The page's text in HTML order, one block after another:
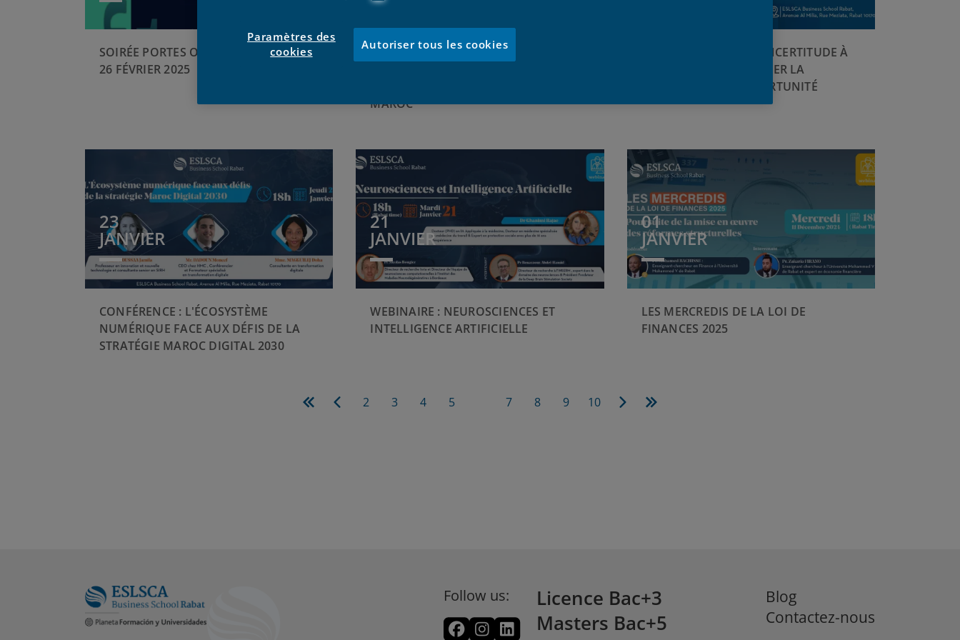
SOIRÉE PORTES OUVERTES MERCREDI
26 FÉVRIER 2025
THE TALK: EXPÉRIENCE TOURISTIQUE
MAROC
MASTER CLASS : DE L'INCERTITUDE À
L'ACTION: TRANSFORMER LA
COMPLEXITÉ EN OPPORTUNITÉ
23
JANVIER
CONFÉRENCE : L'ÉCOSYSTÈME
NUMÉRIQUE FACE AUX DÉFIS DE LA
STRATÉGIE MAROC DIGITAL 2030
21
JANVIER
WEBINAIRE : NEUROSCIENCES ET
INTELLIGENCE ARTIFICIELLE
01
JANVIER
LES MERCREDIS DE LA LOI DE
FINANCES 2025
PremièrePagePage
2 Page
3 Page
4 Page
5 Page
7 Page
8 Page
9 Page
10
PageDernière
Follow us:
Licence Bac+3
Masters Bac+5
Blog
Contactez-nous
Paramètres des
cookies
Autoriser tous les cookies